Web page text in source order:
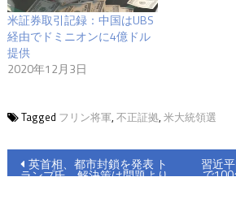
米証券取引記録：中国はUBS
経由でドミニオンに4億ドル
提供
2020年12月3日
Tagged フリン将軍, 不正証拠, 米大統領選
投英首相、都市封鎖を発表 ト
ランプ氏、解決策は問題より
習近
で